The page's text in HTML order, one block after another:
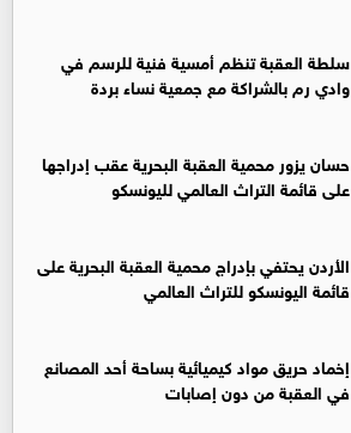
سلطة العقبة تنظم أمسية فنية للرسم في
وادي رم بالشراكة مع جمعية نساء بردة
حسان يزور محمية العقبة البحرية عقب إدراجها
على قائمة التراث العالمي لليونسكو
الأردن يحتفي بإدراج محمية العقبة البحرية على
قائمة اليونسكو للتراث العالمي
إخماد حريق مواد كيميائية بساحة أحد المصانع
في العقبة من دون إصابات